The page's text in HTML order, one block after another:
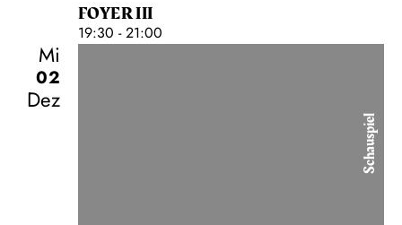
FOYER III
19:30 - 21:00
Mi
02
Dez
Schauspiel